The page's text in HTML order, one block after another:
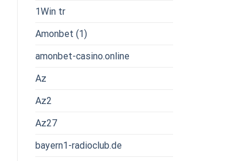
1Win tr
Amonbet (1)
amonbet-casino.online
Az
Az2
Az27
bayern1-radioclub.de